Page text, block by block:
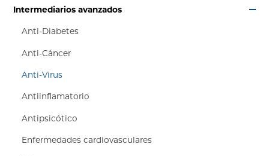
Intermediarios avanzados
Anti-Diabetes
Anti-Cáncer
Anti-Virus
Antiinflamatorio
Antipsicótico
Enfermedades cardiovasculares